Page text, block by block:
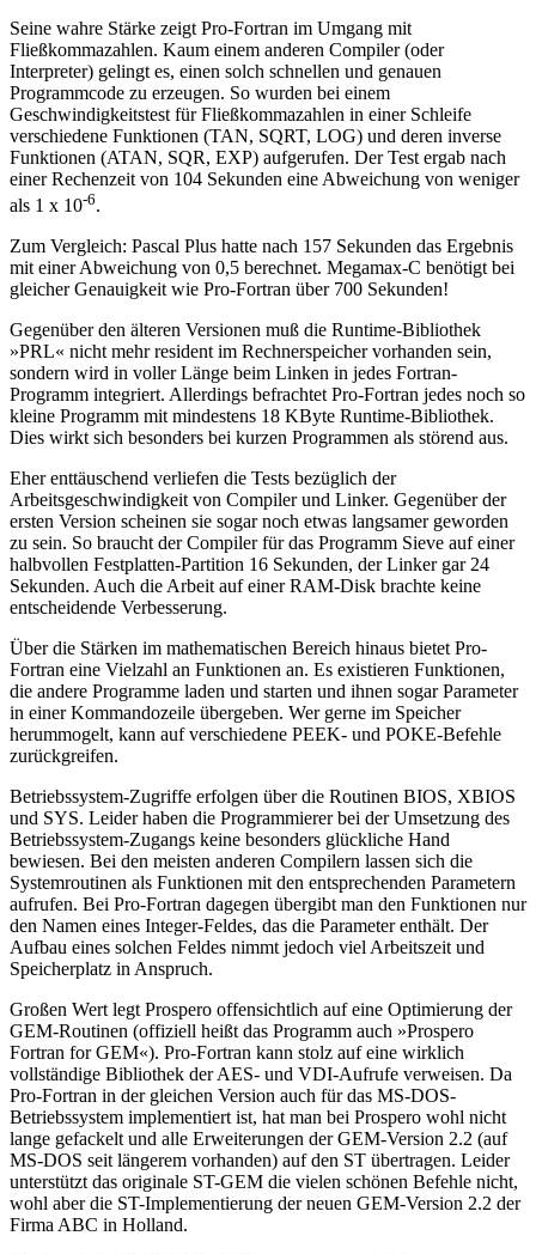
Seine wahre Stärke zeigt Pro-Fortran im Umgang mit
Fließkommazahlen. Kaum einem anderen Compiler (oder
Interpreter) gelingt es, einen solch schnellen und genauen
Programmcode zu erzeugen. So wurden bei einem
Geschwindigkeitstest für Fließkommazahlen in einer Schleife
verschiedene Funktionen (TAN, SQRT, LOG) und deren inverse
Funktionen (ATAN, SQR, EXP) aufgerufen. Der Test ergab nach
einer Rechenzeit von 104 Sekunden eine Abweichung von weniger
als 1 x 10-6.
Zum Vergleich: Pascal Plus hatte nach 157 Sekunden das Ergebnis
mit einer Abweichung von 0,5 berechnet. Megamax-C benötigt bei
gleicher Genauigkeit wie Pro-Fortran über 700 Sekunden!
Gegenüber den älteren Versionen muß die Runtime-Bibliothek
»PRL« nicht mehr resident im Rechnerspeicher vorhanden sein,
sondern wird in voller Länge beim Linken in jedes Fortran-
Programm integriert. Allerdings befrachtet Pro-Fortran jedes noch so
kleine Programm mit mindestens 18 KByte Runtime-Bibliothek.
Dies wirkt sich besonders bei kurzen Programmen als störend aus.
Eher enttäuschend verliefen die Tests bezüglich der
Arbeitsgeschwindigkeit von Compiler und Linker. Gegenüber der
ersten Version scheinen sie sogar noch etwas langsamer geworden
zu sein. So braucht der Compiler für das Programm Sieve auf einer
halbvollen Festplatten-Partition 16 Sekunden, der Linker gar 24
Sekunden. Auch die Arbeit auf einer RAM-Disk brachte keine
entscheidende Verbesserung.
Über die Stärken im mathematischen Bereich hinaus bietet Pro-
Fortran eine Vielzahl an Funktionen an. Es existieren Funktionen,
die andere Programme laden und starten und ihnen sogar Parameter
in einer Kommandozeile übergeben. Wer gerne im Speicher
herummogelt, kann auf verschiedene PEEK- und POKE-Befehle
zurückgreifen.
Betriebssystem-Zugriffe erfolgen über die Routinen BIOS, XBIOS
und SYS. Leider haben die Programmierer bei der Umsetzung des
Betriebssystem-Zugangs keine besonders glückliche Hand
bewiesen. Bei den meisten anderen Compilern lassen sich die
Systemroutinen als Funktionen mit den entsprechenden Parametern
aufrufen. Bei Pro-Fortran dagegen übergibt man den Funktionen nur
den Namen eines Integer-Feldes, das die Parameter enthält. Der
Aufbau eines solchen Feldes nimmt jedoch viel Arbeitszeit und
Speicherplatz in Anspruch.
Großen Wert legt Prospero offensichtlich auf eine Optimierung der
GEM-Routinen (offiziell heißt das Programm auch »Prospero
Fortran for GEM«). Pro-Fortran kann stolz auf eine wirklich
vollständige Bibliothek der AES- und VDI-Aufrufe verweisen. Da
Pro-Fortran in der gleichen Version auch für das MS-DOS-
Betriebssystem implementiert ist, hat man bei Prospero wohl nicht
lange gefackelt und alle Erweiterungen der GEM-Version 2.2 (auf
MS-DOS seit längerem vorhanden) auf den ST übertragen. Leider
unterstützt das originale ST-GEM die vielen schönen Befehle nicht,
wohl aber die ST-Implementierung der neuen GEM-Version 2.2 der
Firma ABC in Holland.